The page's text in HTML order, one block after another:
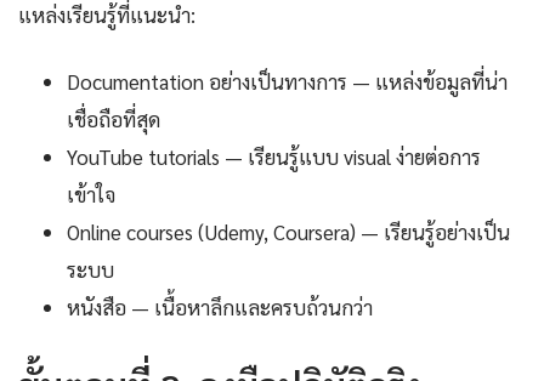
แหล่งเรียนรู้ที่แนะนำ:
Documentation อย่างเป็นทางการ — แหล่งข้อมูลที่น่า
เชื่อถือที่สุด
YouTube tutorials — เรียนรู้แบบ visual ง่ายต่อการ
เข้าใจ
Online courses (Udemy, Coursera) — เรียนรู้อย่างเป็น
ระบบ
หนังสือ — เนื้อหาลึกและครบถ้วนกว่า